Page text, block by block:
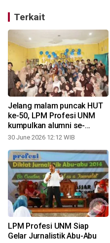
Terkait
Jelang malam puncak HUT
ke-50, LPM Profesi UNM
kumpulkan alumni se-
Indonesia
30 June 2026 12:12 WIB
LPM Profesi UNM Siap
Gelar Jurnalistik Abu-Abu